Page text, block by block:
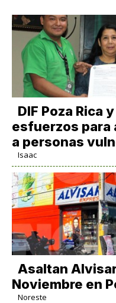
DIF Poza Rica
esfuerzos para
a personas
Isaac
Asaltan
Noviembre en
Noreste